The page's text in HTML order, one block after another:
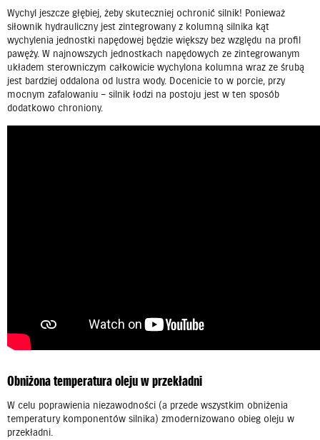
Wychyl jeszcze głębiej, żeby skuteczniej ochronić silnik! Ponieważ
siłownik hydrauliczny jest zintegrowany z kolumną silnika kąt
wychylenia jednostki napędowej będzie większy bez względu na profil
pawęży. W najnowszych jednostkach napędowych ze zintegrowanym
układem sterowniczym całkowicie wychylona kolumna wraz ze śrubą
jest bardziej oddalona od lustra wody. Docenicie to w porcie, przy
mocnym zafalowaniu – silnik łodzi na postoju jest w ten sposób
dodatkowo chroniony.
Obniżona temperatura oleju w przekładni
W celu poprawienia niezawodności (a przede wszystkim obniżenia
temperatury komponentów silnika) zmodernizowano obieg oleju w
przekładni.